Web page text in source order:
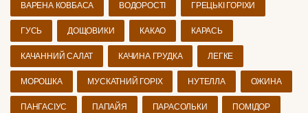
ВАРЕНА КОВБАСА ВОДОРОСТІ ГРЕЦЬКІ ГОРІХИ
ГУСЬ ДОЩОВИКИ КАКАО КАРАСЬ
КАЧАННИЙ САЛАТ КАЧИНА ГРУДКА ЛЕГКЕ
МОРОШКА МУСКАТНИЙ ГОРІХ НУТЕЛЛА ОЖИНА
ПАНГАСІУС ПАПАЙЯ ПАРАСОЛЬКИ ПОМІДОР